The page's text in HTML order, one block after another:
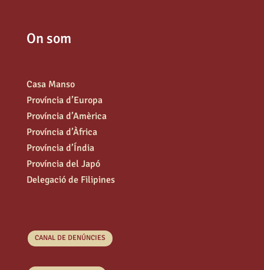
On som
Casa Manso
Província d’Europa
Província d’Amèrica
Província d’Àfrica
Província d’Índia
Província del Japó
Delegació de Filipines
CANAL DE DENÚNCIES